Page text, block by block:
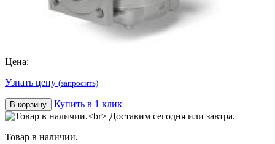
Цена:
Узнать цену (запросить)
В корзину Купить в 1 клик
Товар в наличии.